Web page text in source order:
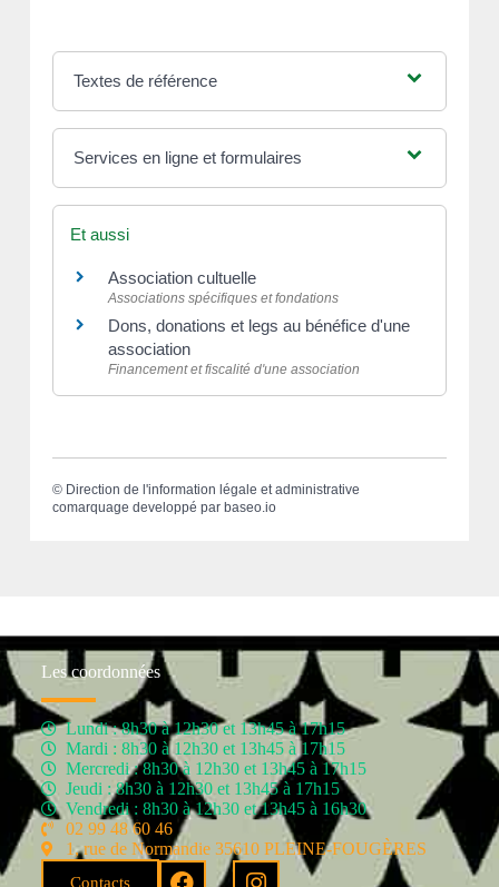
Textes de référence
Services en ligne et formulaires
Et aussi
Association cultuelle
Associations spécifiques et fondations
Dons, donations et legs au bénéfice d'une
association
Financement et fiscalité d'une association
© Direction de l'information légale et administrative
comarquage developpé par baseo.io
Les coordonnées
Lundi : 8h30 à 12h30 et 13h45 à 17h15
Mardi : 8h30 à 12h30 et 13h45 à 17h15
Mercredi : 8h30 à 12h30 et 13h45 à 17h15
Jeudi : 8h30 à 12h30 et 13h45 à 17h15
Vendredi : 8h30 à 12h30 et 13h45 à 16h30
02 99 48 60 46
1, rue de Normandie 35610 PLEINE-FOUGÈRES
Contacts